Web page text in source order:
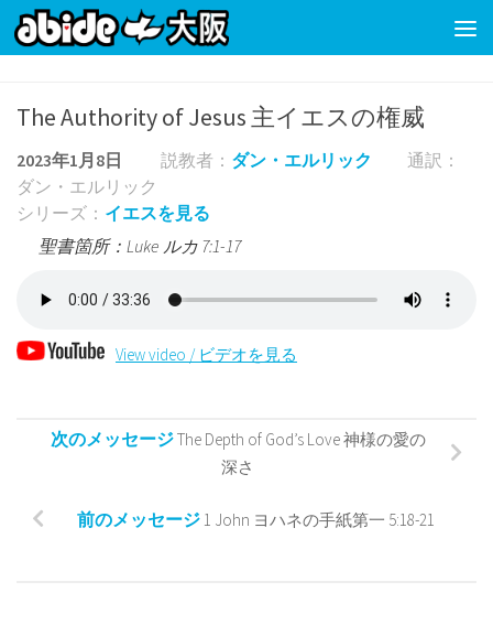
コンテンツの下
The Authority of Jesus 主イエスの権威
2023年1月8日 説教者： ダン・エルリック
通訳：
ダン・エルリック
シリーズ： イエスを見る
聖書箇所：Luke ルカ 7:1-17
View video / ビデオを見る
次のメッセージThe Depth of God’s Love 神様の愛の
深さ
前のメッセージ 1 John ヨハネの手紙第一 5:18-21